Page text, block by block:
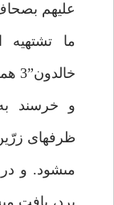
عليهم
ما تشتهيه
خالدون”3 همراه با همسرانتان، خوشحال
و خرسند
ظرفهاى زرّين
مى‏شود. و